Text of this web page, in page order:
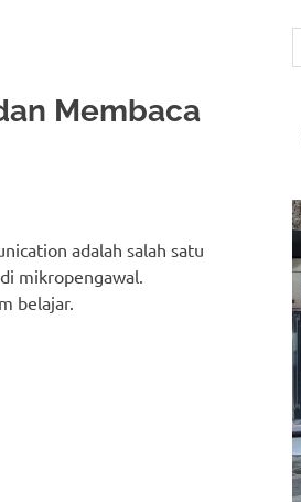
Membaca
adalah salah satu
mikropengawal.
belajar.